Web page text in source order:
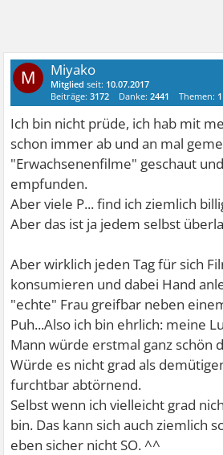
M Miyako
Mitglied seit: 10.07.2017
Beiträge:3172 Danke:2441 Themen: 1
Ich bin nicht prüde, ich hab mit
schon immer ab und an mal
"Erwachsenenfilme" geschaut
empfunden.
Aber viele P... find ich ziemlich
Aber das ist ja jedem selbst
Aber wirklich jeden Tag für sich
konsumieren und dabei Hand
"echte" Frau greifbar neben
Puh...Also ich bin ehrlich: meine
Mann würde erstmal ganz schön
Würde es nicht grad als
furchtbar abtörnend.
Selbst wenn ich vielleicht grad
bin. Das kann sich auch ziemlich
eben sicher nicht SO. ^^